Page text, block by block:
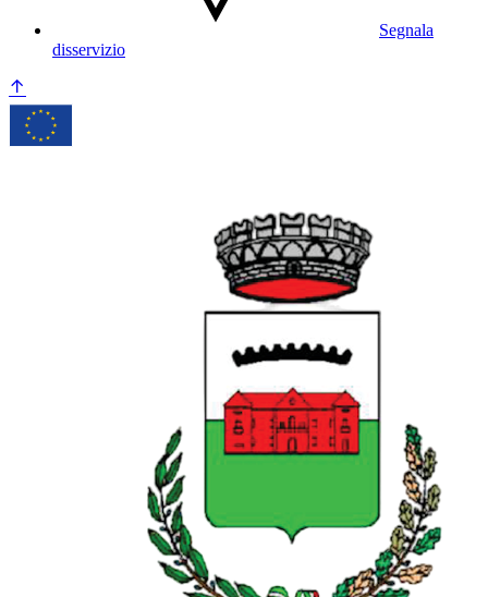
Segnala
disservizio